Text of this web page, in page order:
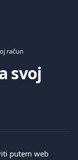
račun
svoj
putem web